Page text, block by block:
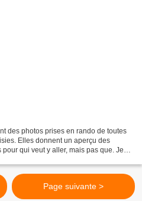
des photos prises en rando de toutes
Elles donnent un aperçu des
qui veut y aller, mais pas que. Je
Page suivante >